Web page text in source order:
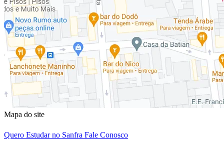
Mapa do site
Quero Estudar no Sanfra Fale Conosco